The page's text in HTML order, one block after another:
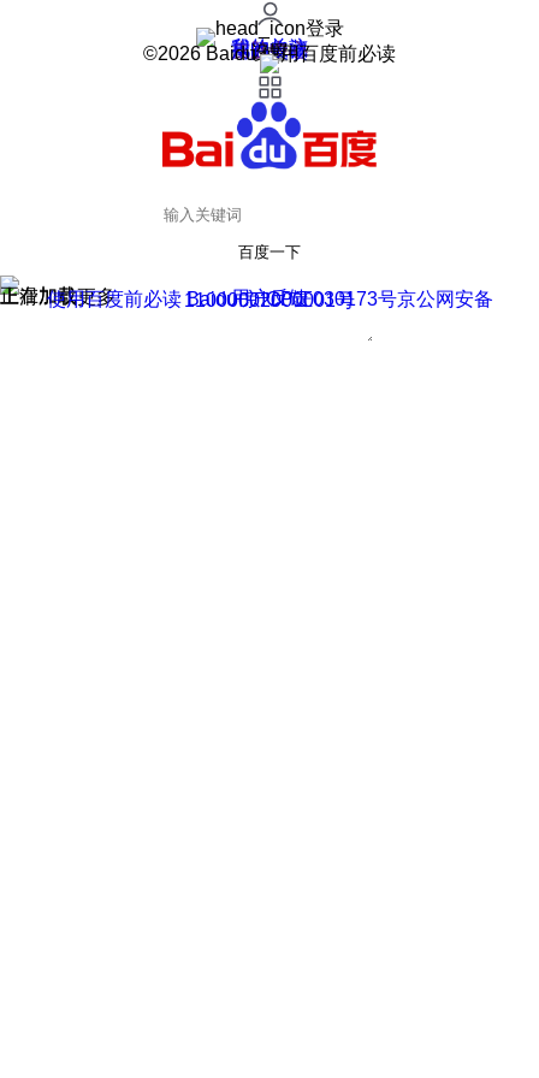
登录
我的关注
我的收藏
皮肤中心
用户反馈
设置
©2026 Baidu 使用百度前必读
百度一下
正在加载
上滑加载更多 用户反馈
使用百度前必读 Baidu 京ICP证030173号
京公网安备11000002000001号